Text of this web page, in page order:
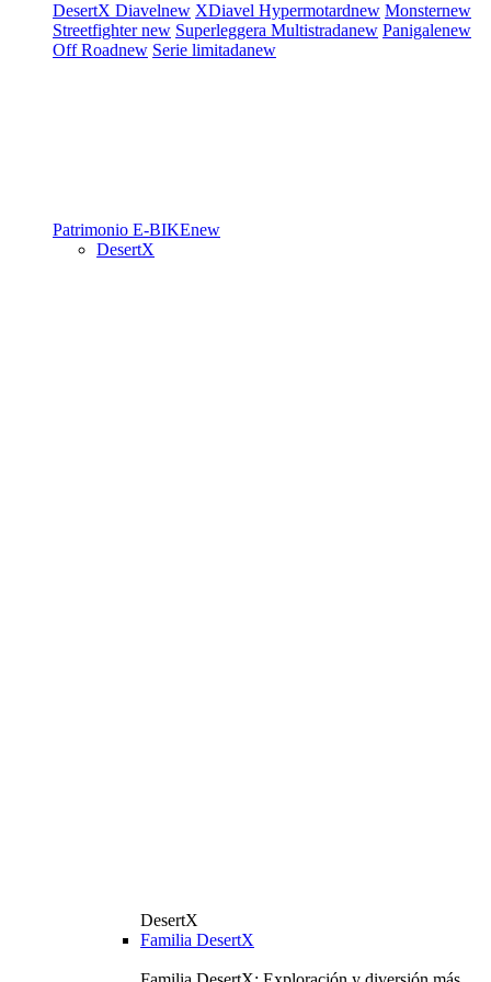
DesertX Diavelnew XDiavel Hypermotardnew Monsternew
Streetfighternew Superleggera Multistradanew Panigalenew
Off Roadnew Serie limitadanew
Patrimonio E-BIKEnew
DesertX
DesertX
Familia DesertX